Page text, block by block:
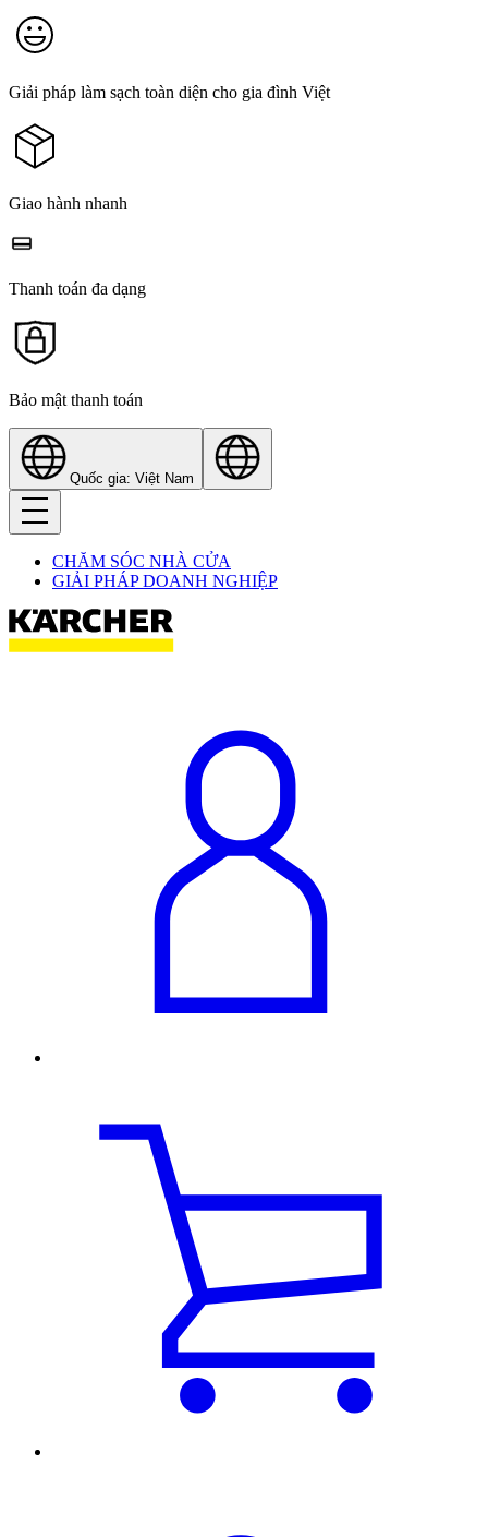
Giải pháp làm sạch toàn diện cho gia đình Việt
Giao hành nhanh
Thanh toán đa dạng
Bảo mật thanh toán
Quốc gia: Việt Nam
CHĂM SÓC NHÀ CỬA
GIẢI PHÁP DOANH NGHIỆP